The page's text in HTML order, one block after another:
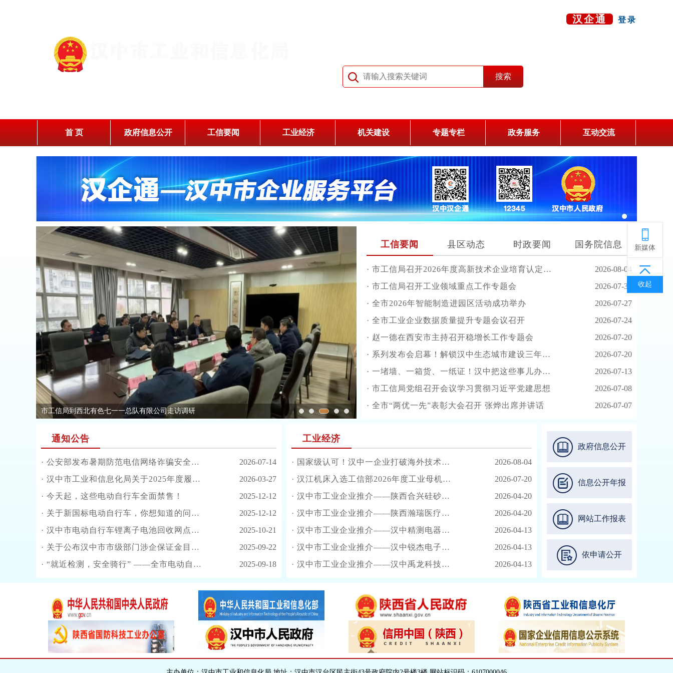
汉企通 登录
首 页 政府信息公开 工信要闻 工业经济 机关建设 专题专栏 政务服务 互动交流
市工信局到西北有色七一一总队有限公司走访调研 冶金工业规划研究院专家组来汉调研指导全市钢铁产业转型发展工作
工信要闻 县区动态 时政要闻 国务院信息
· 市工信局召开2026年度高新技术企业培育认定和科技型中小企业评价入库工作培训会
2026-08-04
· 市工信局召开工业领域重点工作专题会
2026-07-30
· 全市2026年智能制造进园区活动成功举办
2026-07-27
· 全市工业企业数据质量提升专题会议召开
2026-07-24
· 赵一德在西安市主持召开稳增长工作专题会
2026-07-20
· 系列发布会启幕！解锁汉中生态城市建设三年答卷
2026-07-20
· 一堵墙、一箱货、一纸证！汉中把这些事儿办成了
2026-07-13
· 市工信局党组召开会议学习贯彻习近平党建思想
2026-07-08
· 全市“两优一先”表彰大会召开 张烨出席并讲话 2026-07-07
通知公告
· 公安部发布暑期防范电信网络诈骗安全提示
2026-07-14
· 汉中市工业和信息化局关于2025年度履行生态环境保护职责情况的专题报告
2026-03-27
· 今天起，这些电动自行车全面禁售！
2025-12-12
· 关于新国标电动自行车，你想知道的问题都在这儿
2025-12-12
· 汉中市电动自行车锂离子电池回收网点信息公示
2025-10-21
· 关于公布汉中市市级部门涉企保证金目录清单（2025年版）的公告
2025-09-22
· “就近检测，安全骑行” ——全市电动自行车蓄电池健康检测评估网点公示 2025-09-18
工业经济
· 国家级认可！汉中一企业打破海外技术垄断
2026-08-04
· 汉江机床入选工信部2026年度工业母机创新产品典型案例!
2026-07-20
· 汉中市工业企业推介——陕西合兴硅砂有限公司
2026-04-20
· 汉中市工业企业推介——陕西瀚瑞医疗科技有限公司
2026-04-20
· 汉中市工业企业推介——汉中精测电器有限责任公司
2026-04-13
· 汉中市工业企业推介——汉中锐杰电子有限责任公司
2026-04-13
· 汉中市工业企业推介——汉中禹龙科技新材料有限公司 2026-04-13
政府信息公开
信息公开年报
网站工作报表
依申请公开
新媒体
返回顶部
收起